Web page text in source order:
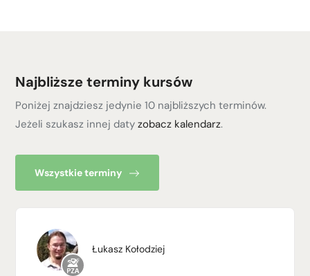
Najbliższe terminy kursów
Poniżej znajdziesz jedynie 10 najbliższych terminów.
Jeżeli szukasz innej daty zobacz kalendarz.
Wszystkie terminy
Łukasz Kołodziej